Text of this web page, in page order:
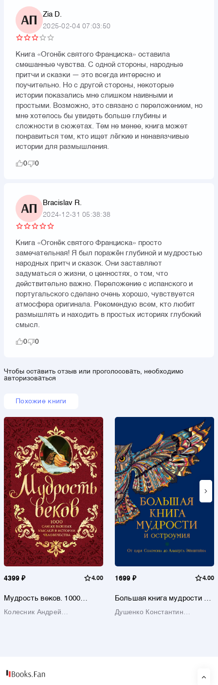
АП Zia D.
2025-02-04 07:03:50
Книга «Огонёк святого Франциска» оставила
смешанные чувства. С одной стороны, народные
притчи и сказки — это всегда интересно и
поучительно. Но с другой стороны, некоторые
истории показались мне слишком наивными и
простыми. Возможно, это связано с переложением, но
мне хотелось бы увидеть больше глубины и
сложности в сюжетах. Тем не менее, книга может
понравиться тем, кто ищет лёгкие и ненавязчивые
истории для размышления.
0 0
АП Bracislav R.
2024-12-31 05:38:38
Книга «Огонёк святого Франциска» просто
замечательная! Я был поражён глубиной и мудростью
народных притч и сказок. Они заставляют
задуматься о жизни, о ценностях, о том, что
действительно важно. Переложение с испанского и
португальского сделано очень хорошо, чувствуется
атмосфера оригинала. Рекомендую всем, кто любит
размышлять и находить в простых историях глубокий
смысл.
0 0
Чтобы оставить отзыв или проголосовать, необходимо
авторизоваться
Похожие книги
4399 ₽ 4.00
Мудрость веков. 1000
истории человечества / 2-е
Колесник Андрей
1699 ₽ 4.00
Большая книга мудрости и
Душенко Константин